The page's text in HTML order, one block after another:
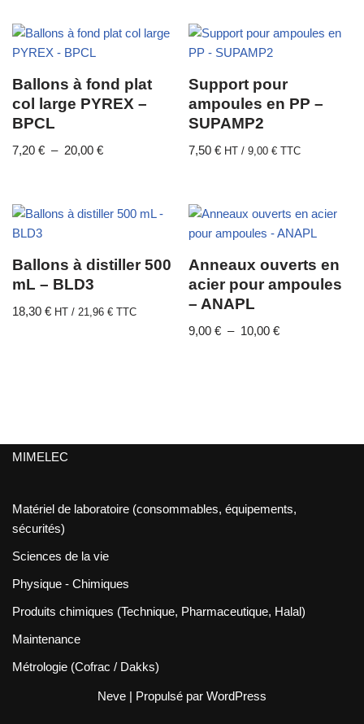
Ballons à fond plat
col large PYREX –
BPCL
7,20 € – 20,00 €
Support pour
ampoules en PP –
SUPAMP2
7,50€ HT /9,00€ TTC
Ballons à distiller 500
mL – BLD3
18,30 € HT / 21,96 € TTC
Anneaux ouverts en
acier pour ampoules
– ANAPL
9,00€ – 10,00€
MIMELEC
Matériel de laboratoire (consommables, équipements,
sécurités)
Sciences de la vie
Physique - Chimiques
Produits chimiques (Technique, Pharmaceutique, Halal)
Maintenance
Métrologie (Cofrac / Dakks)
Neve | Propulsé par WordPress